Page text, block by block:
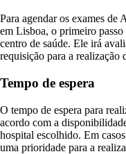
Para agendar os exames de
em Lisboa, o primeiro
centro de saúde. Ele irá
requisição para a realização
Tempo de espera
O tempo de espera para
acordo com a
hospital escolhido. Em
uma prioridade para a